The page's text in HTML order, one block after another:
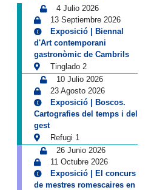
4 Julio 2026
13 Septiembre 2026
Exposició | Biennal
d'Art contemporani
gastronòmic de Cambrils
Tinglado 2
10 Julio 2026
23 Agosto 2026
Exposició | Boscos.
Cartografies del temps i del
gest
Refugi 1
26 Junio 2026
11 Octubre 2026
Exposició | El concurs
de mestres romescaires en